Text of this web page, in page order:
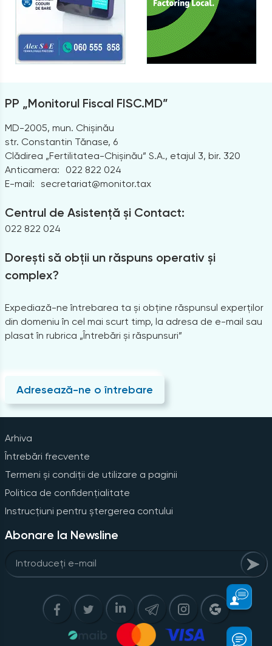
PP „Monitorul Fiscal FISC.MD”
MD-2005, mun. Chișinău
str. Constantin Tănase, 6
Clădirea „Fertilitatea-Chișinău” S.A., etajul 3, bir. 320
Anticamera:
022 822 024
E-mail: secretariat@monitor.tax
Centrul de Asistență și Contact:
022 822 024
Dorești să obții un răspuns operativ și
complex?
Expediază-ne întrebarea ta și obține răspunsul experților
din domeniu în cel mai scurt timp, la adresa de e-mail sau
plasat în rubrica „Întrebări și răspunsuri”
Adresează-ne o întrebare
Arhiva
Întrebări frecvente
Termeni și condiții de utilizare a paginii
Politica de confidențialitate
Instrucțiuni pentru ștergerea contului
Abonare la Newsline